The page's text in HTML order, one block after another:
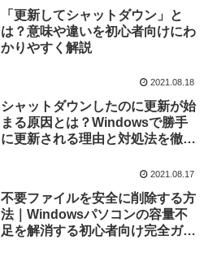
「更新してシャットダウン」と
は？意味や違いを初心者向けにわ
かりやすく解説
2021.08.18
シャットダウンしたのに更新が始
まる原因とは？Windowsで勝手
に更新される理由と対処法を徹底
2021.08.17
不要ファイルを安全に削除する方
法｜Windowsパソコンの容量不
足を解消する初心者向け完全ガイ